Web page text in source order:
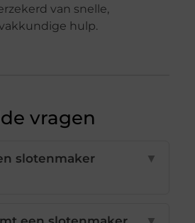
van snelle,
hulp.
vragen
slotenmaker
▼